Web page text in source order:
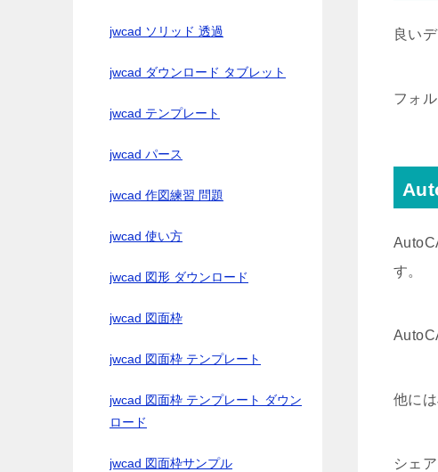
良い
フォ
す。
他に
シェ
jwcad ソリッド 透過
jwcad ダウンロード タブレット
jwcad テンプレート
jwcad パース
jwcad 作図練習 問題
jwcad 使い方
jwcad 図形 ダウンロード
jwcad 図面枠
jwcad 図面枠 テンプレート
jwcad 図面枠 テンプレート ダウン
ロード
jwcad 図面枠サンプル